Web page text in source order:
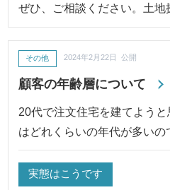
ぜひ、ご相談ください。土地
顧客の年齢層について
その他 2024年2月22日 公開
20代で注文住宅を建てよう
はどれくらいの年代が多いの
実態はこうです